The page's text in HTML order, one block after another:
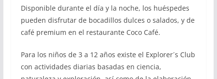
Disponible durante el día y la noche, los huéspedes
pueden disfrutar de bocadillos dulces o salados, y de
café premium en el restaurante Coco Café.
Para los niños de 3 a 12 años existe el Explorer´s Club
con actividades diarias basadas en ciencia,